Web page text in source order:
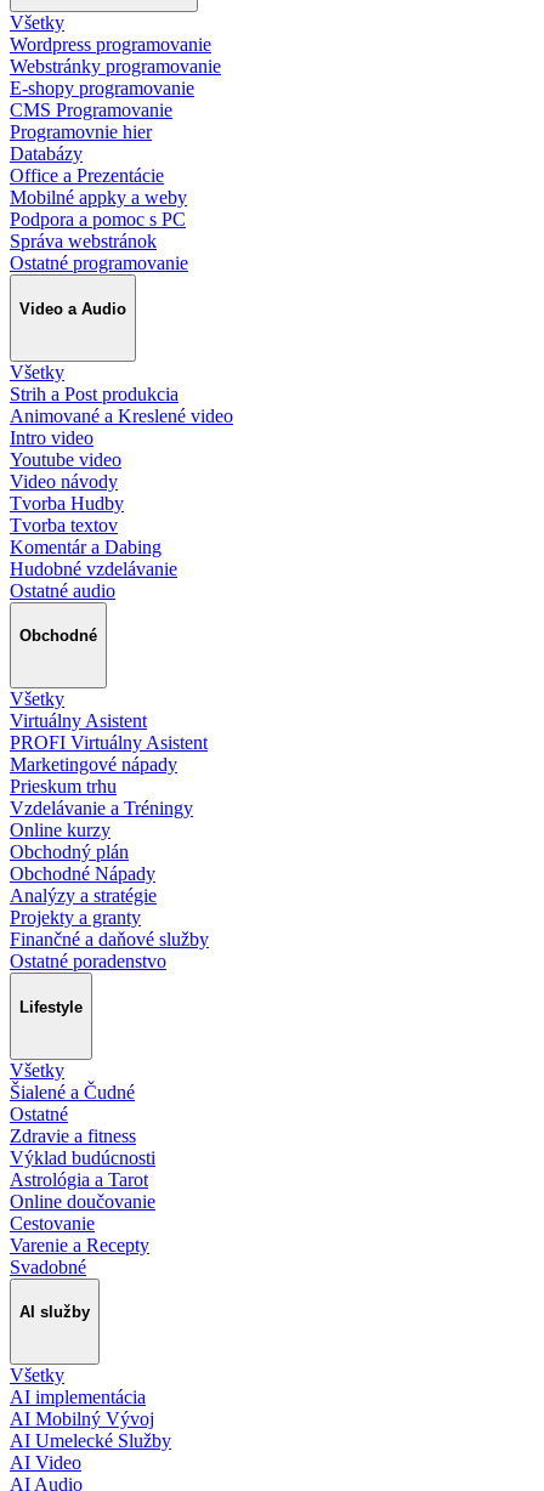
Všetky
Wordpress programovanie
Webstránky programovanie
E-shopy programovanie
CMS Programovanie
Programovnie hier
Databázy
Office a Prezentácie
Mobilné appky a weby
Podpora a pomoc s PC
Správa webstránok
Ostatné programovanie
Video a Audio
Všetky
Strih a Post produkcia
Animované a Kreslené video
Intro video
Youtube video
Video návody
Tvorba Hudby
Tvorba textov
Komentár a Dabing
Hudobné vzdelávanie
Ostatné audio
Obchodné
Všetky
Virtuálny Asistent
PROFI Virtuálny Asistent
Marketingové nápady
Prieskum trhu
Vzdelávanie a Tréningy
Online kurzy
Obchodný plán
Obchodné Nápady
Analýzy a stratégie
Projekty a granty
Finančné a daňové služby
Ostatné poradenstvo
Lifestyle
Všetky
Šialené a Čudné
Ostatné
Zdravie a fitness
Výklad budúcnosti
Astrológia a Tarot
Online doučovanie
Cestovanie
Varenie a Recepty
Svadobné
AI služby
Všetky
AI implementácia
AI Mobilný Vývoj
AI Umelecké Služby
AI Video
AI Audio